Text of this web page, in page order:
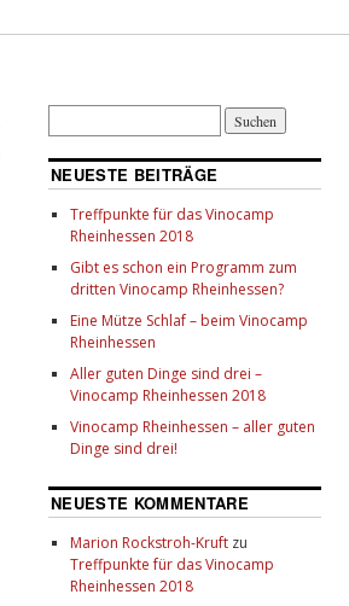
NEUESTE BEITRÄGE
Treffpunkte für das Vinocamp
Rheinhessen 2018
Gibt es schon ein Programm zum
dritten Vinocamp Rheinhessen?
Eine Mütze Schlaf – beim Vinocamp
Rheinhessen
Aller guten Dinge sind drei –
Vinocamp Rheinhessen 2018
Vinocamp Rheinhessen – aller guten
Dinge sind drei!
NEUESTE KOMMENTARE
Marion Rockstroh-Kruft zu
Treffpunkte für das Vinocamp
Rheinhessen 2018